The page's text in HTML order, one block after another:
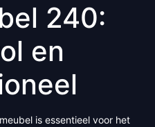
240:
en
is essentieel voor het